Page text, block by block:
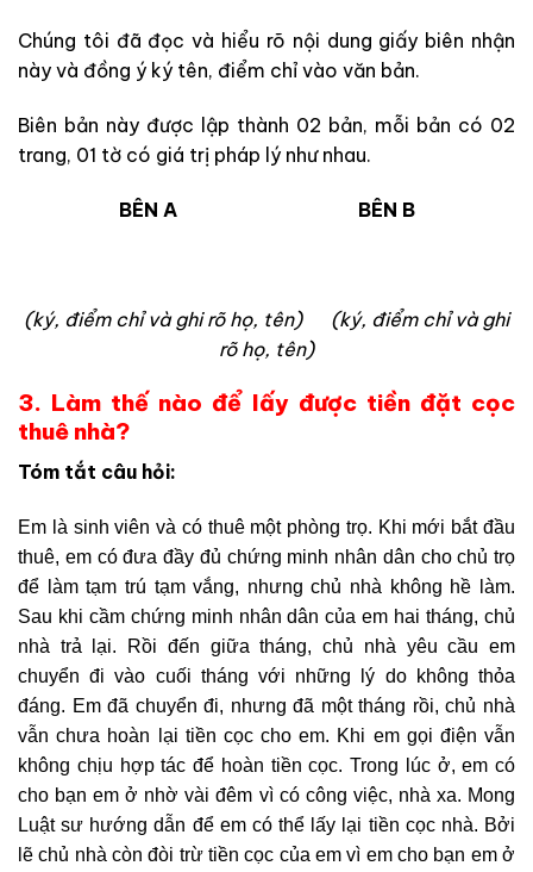
Chúng tôi đã đọc và hiểu rõ nội dung giấy biên nhận
này và đồng ý ký tên, điểm chỉ vào văn bản.
Biên bản này được lập thành 02 bản, mỗi bản có 02
trang, 01 tờ có giá trị pháp lý như nhau.
BÊN A BÊN B
(ký, điểm chỉ và ghi rõ họ, tên)
(ký, điểm chỉ và ghi
rõ họ, tên)
3. Làm thế nào để lấy được tiền đặt cọc
thuê nhà?
Tóm tắt câu hỏi:
Em là sinh viên và có thuê một phòng trọ. Khi mới bắt đầu
thuê, em có đưa đầy đủ chứng minh nhân dân cho chủ trọ
để làm tạm trú tạm vắng, nhưng chủ nhà không hề làm.
Sau khi cầm chứng minh nhân dân của em hai tháng, chủ
nhà trả lại. Rồi đến giữa tháng, chủ nhà yêu cầu em
chuyển đi vào cuối tháng với những lý do không thỏa
đáng. Em đã chuyển đi, nhưng đã một tháng rồi, chủ nhà
vẫn chưa hoàn lại tiền cọc cho em. Khi em gọi điện vẫn
không chịu hợp tác để hoàn tiền cọc. Trong lúc ở, em có
cho bạn em ở nhờ vài đêm vì có công việc, nhà xa. Mong
Luật sư hướng dẫn để em có thể lấy lại tiền cọc nhà. Bởi
lẽ chủ nhà còn đòi trừ tiền cọc của em vì em cho bạn em ở